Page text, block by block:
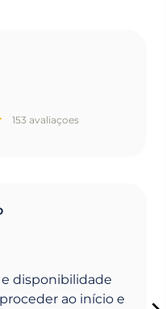
153 avaliaçoes
disponibilidade
ao início e